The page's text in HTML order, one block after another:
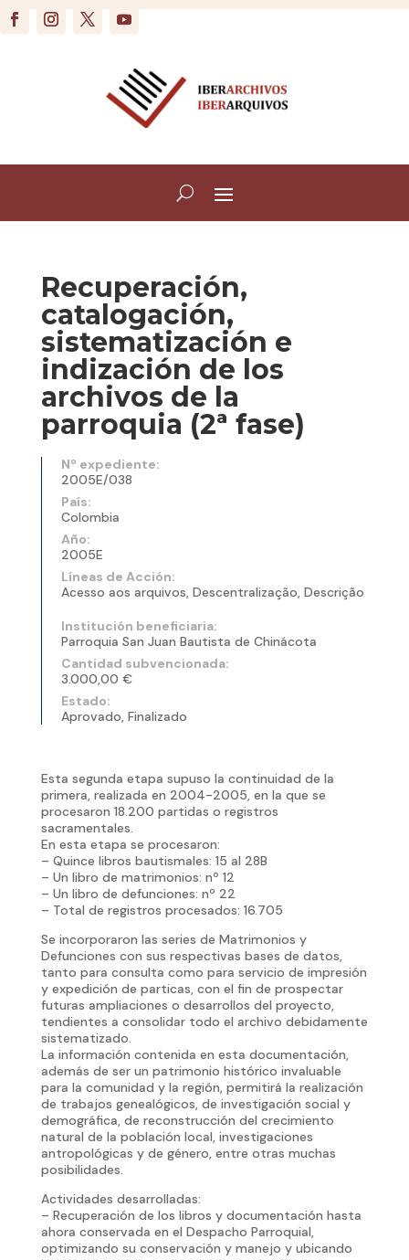
Recuperación,
catalogación,
sistematización e
indización de los
archivos de la
parroquia (2ª fase)
Nº expediente:
2005E/038
País:
Colombia
Año:
2005E
Líneas de Acción:
Acesso aos arquivos, Descentralização, Descrição
Institución beneficiaria:
Parroquia San Juan Bautista de Chinácota
Cantidad subvencionada:
3.000,00 €
Estado:
Aprovado, Finalizado
Esta segunda etapa supuso la continuidad de la
primera, realizada en 2004-2005, en la que se
procesaron 18.200 partidas o registros
sacramentales.
En esta etapa se procesaron:
– Quince libros bautismales: 15 al 28B
– Un libro de matrimonios: nº 12
– Un libro de defunciones: nº 22
– Total de registros procesados: 16.705
Se incorporaron las series de Matrimonios y
Defunciones con sus respectivas bases de datos,
tanto para consulta como para servicio de impresión
y expedición de particas, con el fin de prospectar
futuras ampliaciones o desarrollos del proyecto,
tendientes a consolidar todo el archivo debidamente
sistematizado.
La información contenida en esta documentación,
además de ser un patrimonio histórico invaluable
para la comunidad y la región, permitirá la realización
de trabajos genealógicos, de investigación social y
demográfica, de reconstrucción del crecimiento
natural de la población local, investigaciones
antropológicas y de género, entre otras muchas
posibilidades.
Actividades desarrolladas:
– Recuperación de los libros y documentación hasta
ahora conservada en el Despacho Parroquial,
optimizando su conservación y manejo y ubicando